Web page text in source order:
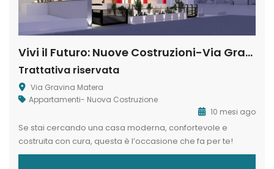
Vivi il Futuro: Nuove Costruzioni-Via Gravina
Trattativa riservata
Via Gravina Matera
Appartamenti- Nuova Costruzione
10 mesi ago
Se stai cercando una casa moderna, confortevole e
costruita con cura, questa è l’occasione che fa per te!
Immagina di vivere in un ambiente di alta qualità, dotato